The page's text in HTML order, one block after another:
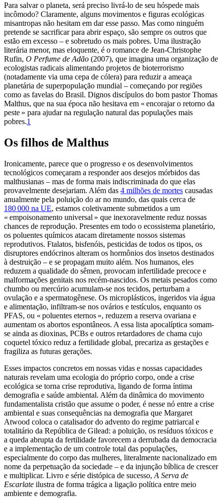
Para salvar o planeta, será preciso livrá-lo de seu hóspede mais
incômodo? Claramente, alguns movimentos e figuras ecológicas
misantropas não hesitam em dar esse passo. Mas como ninguém
pretende se sacrificar para abrir espaço, são sempre os outros que
estão em excesso – e sobretudo os mais pobres. Uma ilustração
literária menor, mas eloquente, é o romance de Jean-Christophe
Rufin, O Perfume de Adão (2007), que imagina uma organização de
ecologistas radicais alimentando projetos de bioterrorismo
(notadamente via uma cepa de cólera) para reduzir a ameaça
planetária de superpopulação mundial – começando por regiões
como as favelas do Brasil. Dignos discípulos do bom pastor Thomas
Malthus, que na sua época não hesitava em « encorajar o retorno da
peste » para ajudar na regulação natural das populações mais
pobres.1
Os filhos de Malthus
Ironicamente, parece que o progresso e os desenvolvimentos
tecnológicos começaram a responder aos desejos mórbidos das
malthusianas – mas de forma mais indiscriminada do que elas
provavelmente desejariam. Além das 4 milhões de mortes causadas
anualmente pela poluição do ar no mundo, das quais cerca de
180 000 na UE, estamos coletivamente submetidos a um
« empoisonamento universal » que inexoravelmente reduz nossas
chances de reprodução. Presentes em todo o ecossistema planetário,
os poluentes químicos atacam diretamente nossos sistemas
reprodutivos. Ftalatos, bisfenóis, pesticidas de todos os tipos, os
disruptores endócrinos alteram os hormônios dos insetos destinados
à destruição – e se propagam muito além. Nos humanos, eles
reduzem a qualidade do sêmen, provocam infertilidade precoce e
malformações genitais nos recém-nascidos. Os metais pesados como
chumbo ou mercúrio acumulam-se nos tecidos, perturbam a
ovulação e a spermatogênese. Os microplásticos, ingeridos via água
e alimentação, infiltram-se nos ovários e testículos, enquanto os
PFAS, ou « poluentes eternos », reduzem a reserva ovariana e
aumentam os abortos espontâneos. A essa lista apocalíptica somam-
se ainda as dioxinas, PCBs e outros retardadores de chama cujo
coquetel tóxico reduz a fertilidade global, precariza as gestações e
fragiliza as futuras gerações.
Esses impactos concretos em nossas vidas e nossas capacidades
naturais revelam uma ecologia do próprio corpo, onde a crise
ecológica se torna crise reprodutiva, ligando de forma íntima
demografia e saúde ambiental. Além da dinâmica do movimento
fundamentalista cristão que assume o poder, é nesse nó entre a crise
ambiental e suas consequências na demografia que Margaret
Atwood coloca o catalisador do advento do regime patriarcal e
totalitário da República de Gilead: a poluição, os resíduos tóxicos e
a queda abrupta da fertilidade favorecem a derrubada da democracia
e a implementação de um controle total das populações,
especialmente do corpo das mulheres, literalmente nacionalizado em
nome da perpetuação da sociedade – e da injunção bíblica de crescer
e multiplicar. Livro e série distópica de sucesso, A Serva de
Escarlate ilustra de forma trágica a ligação política entre meio
ambiente e demografia.